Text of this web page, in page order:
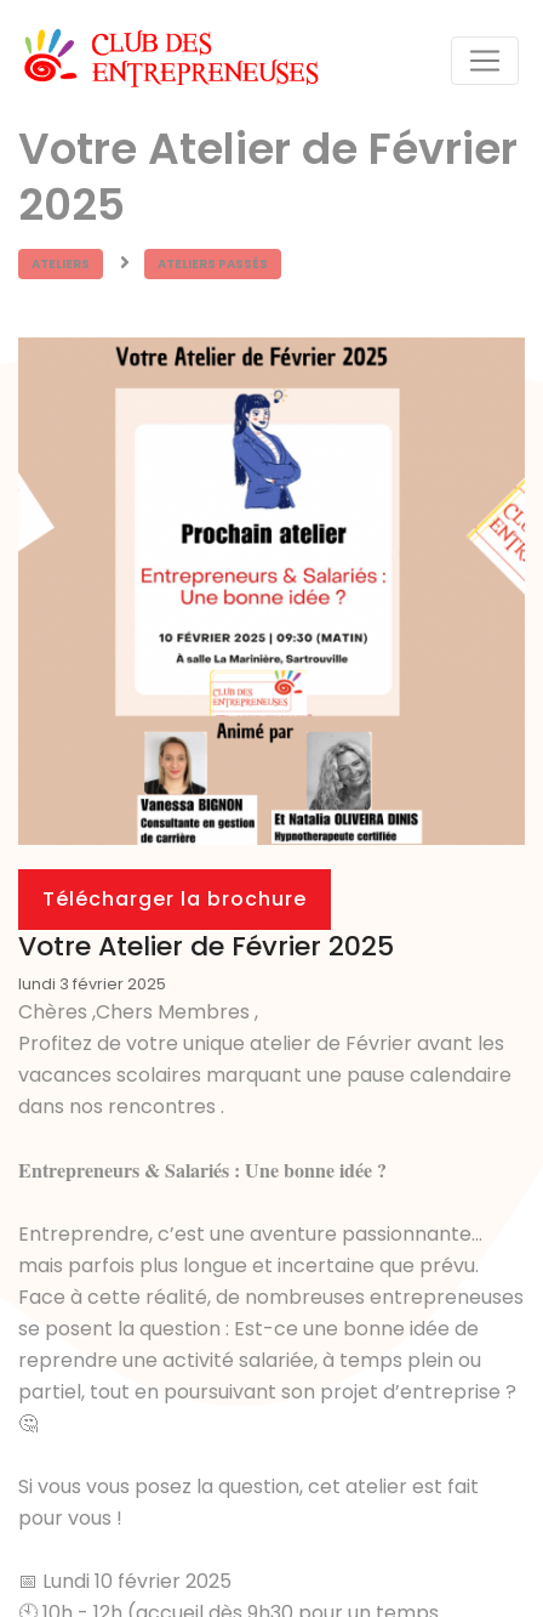
Votre Atelier de Février
2025
ATELIERS ATELIERS PASSÉS
Télécharger la brochure
Votre Atelier de Février 2025
lundi 3 février 2025
Chères ,Chers Membres ,
Profitez de votre unique atelier de Février avant les
vacances scolaires marquant une pause calendaire
dans nos rencontres .
Entrepreneurs & Salariés : Une bonne idée ?
Entreprendre, c’est une aventure passionnante…
mais parfois plus longue et incertaine que prévu.
Face à cette réalité, de nombreuses entrepreneuses
se posent la question : Est-ce une bonne idée de
reprendre une activité salariée, à temps plein ou
partiel, tout en poursuivant son projet d’entreprise ?
🤔
Si vous vous posez la question, cet atelier est fait
pour vous !
📅 Lundi 10 février 2025